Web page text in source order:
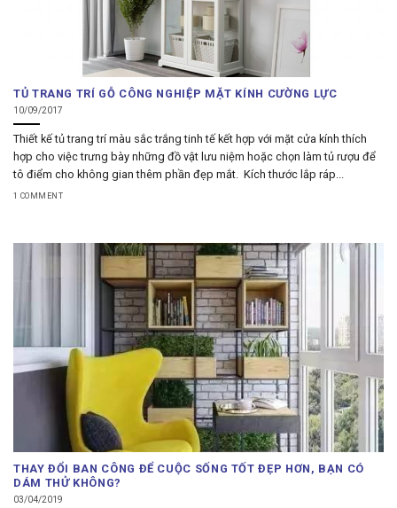
TỦ TRANG TRÍ GỖ CÔNG NGHIỆP MẶT KÍNH CƯỜNG LỰC
10/09/2017
Thiết kế tủ trang trí màu sắc trắng tinh tế kết hợp với mặt cửa kính thích
hợp cho việc trưng bày những đồ vật lưu niệm hoặc chọn làm tủ rượu để
tô điểm cho không gian thêm phần đẹp mắt. Kích thước lắp ráp...
1 COMMENT
THAY ĐỔI BAN CÔNG ĐỂ CUỘC SỐNG TỐT ĐẸP HƠN, BẠN CÓ
DÁM THỬ KHÔNG?
03/04/2019